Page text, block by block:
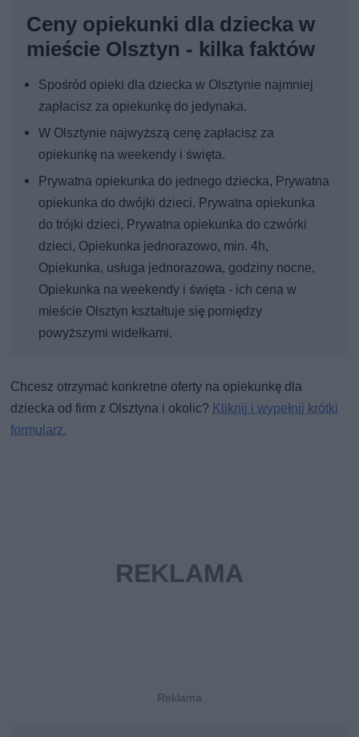
Ceny opiekunki dla dziecka w
mieście Olsztyn - kilka faktów
Spośród opieki dla dziecka w Olsztynie najmniej
zapłacisz za opiekunkę do jedynaka.
W Olsztynie najwyższą cenę zapłacisz za
opiekunkę na weekendy i święta.
Prywatna opiekunka do jednego dziecka, Prywatna
opiekunka do dwójki dzieci, Prywatna opiekunka
do trójki dzieci, Prywatna opiekunka do czwórki
dzieci, Opiekunka jednorazowo, min. 4h,
Opiekunka, usługa jednorazowa, godziny nocne,
Opiekunka na weekendy i święta - ich cena w
mieście Olsztyn kształtuje się pomiędzy
powyższymi widełkami.
Chcesz otrzymać konkretne oferty na opiekunkę dla
dziecka od firm z Olsztyna i okolic? Kliknij i wypełnij krótki
formularz.